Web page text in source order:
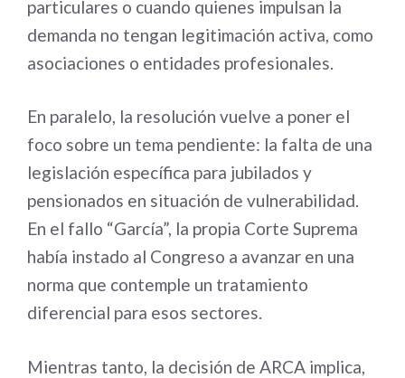
particulares o cuando quienes impulsan la
demanda no tengan legitimación activa, como
asociaciones o entidades profesionales.
En paralelo, la resolución vuelve a poner el
foco sobre un tema pendiente: la falta de una
legislación específica para jubilados y
pensionados en situación de vulnerabilidad.
En el fallo “García”, la propia Corte Suprema
había instado al Congreso a avanzar en una
norma que contemple un tratamiento
diferencial para esos sectores.
Mientras tanto, la decisión de ARCA implica,